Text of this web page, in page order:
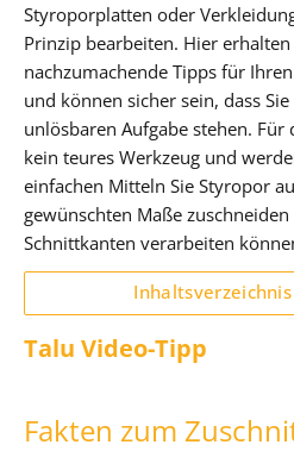
Styroporplatten oder
Prinzip bearbeiten. Hier
nachzumachende Tipps für
und können sicher sein, dass
unlösbaren Aufgabe stehen. Für
kein teures Werkzeug und
einfachen Mitteln Sie Styropor
gewünschten Maße
Schnittkanten verarbeiten
Inhaltsverzeichnis
Talu Video-Tipp
Fakten zum